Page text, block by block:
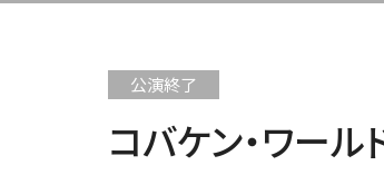
コバケン・ワー